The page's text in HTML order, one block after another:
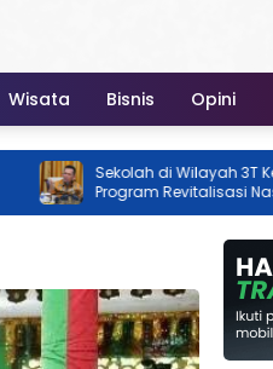
Wisata Bisnis Opini
Sekolah di Wilayah 3T Kepri Jadi
Program Revitalisasi Nasional
2026